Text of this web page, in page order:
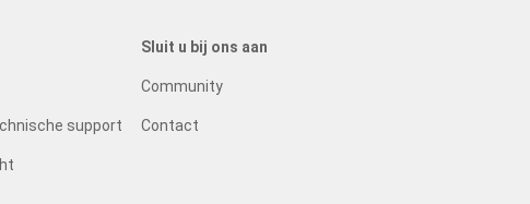
support
Sluit u bij ons aan
Community
Contact